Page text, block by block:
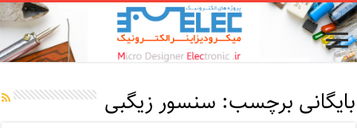
بایگانی برچسب: سنسور زیگبی